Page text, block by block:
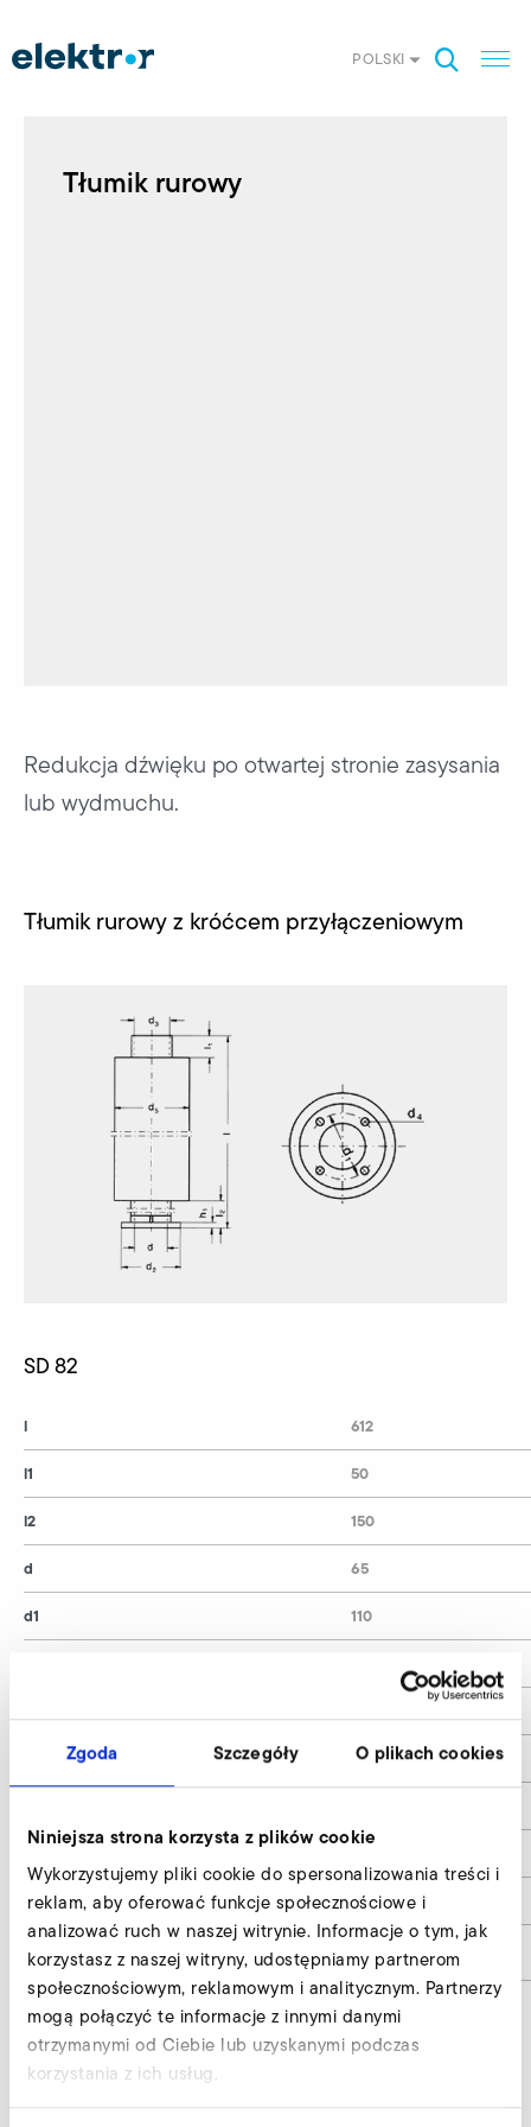
Zgoda Szczegóły O plikach cookies
Niniejsza strona korzysta z plików cookie
Wykorzystujemy pliki cookie do spersonalizowania treści i
reklam, aby oferować funkcje społecznościowe i
analizować ruch w naszej witrynie. Informacje o tym, jak
korzystasz z naszej witryny, udostępniamy partnerom
społecznościowym, reklamowym i analitycznym. Partnerzy
mogą połączyć te informacje z innymi danymi
otrzymanymi od Ciebie lub uzyskanymi podczas
korzystania z ich usług.
POLSKI
Tłumik rurowy
Redukcja dźwięku po otwartej stronie zasysania
lub wydmuchu.
Tłumik rurowy z króćcem przyłączeniowym
SD 82
l
l1
l2
d
d1
Anschlussstutzen / Connector
Numer materiału
612
50
150
65
110
9
Art. Nr. / No. 400027
-9000603
Tłumik rurowy z króćcem